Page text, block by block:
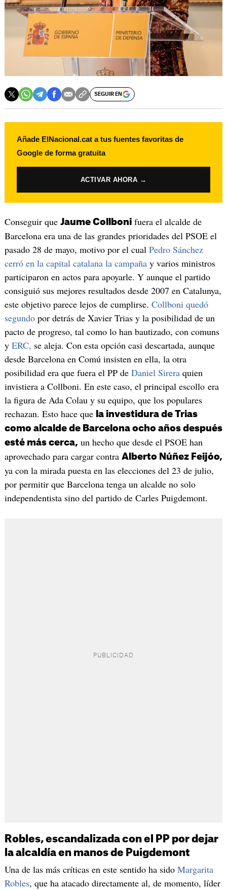
SEGUIR EN
Añade ElNacional.cat a tus fuentes favoritas de
Google de forma gratuita
ACTIVAR AHORA →
Conseguir que Jaume Collbonifuera el alcalde de
Barcelona era una de las grandes prioridades del PSOE el
pasado 28 de mayo, motivo por el cual Pedro Sánchez
cerró en la capital catalana la campañay varios ministros
participaron en actos para apoyarle. Y aunque el partido
consiguió sus mejores resultados desde 2007 en Catalunya,
este objetivo parece lejos de cumplirse. Collboni quedó
segundopor detrás de Xavier Trias y la posibilidad de un
pacto de progreso, tal como lo han bautizado, con comuns
y ERC, se aleja. Con esta opción casi descartada, aunque
desde Barcelona en Comú insisten en ella, la otra
posibilidad era que fuera el PP de Daniel Sireraquien
invistiera a Collboni. En este caso, el principal escollo era
la figura de Ada Colau y su equipo, que los populares
rechazan. Esto hace que la investidura de Trias
como alcalde de Barcelona ocho años después
esté más cerca, un hecho que desde el PSOE han
aprovechado para cargar contra Alberto Núñez Feijóo,
ya con la mirada puesta en las elecciones del 23 de julio,
por permitir que Barcelona tenga un alcalde no solo
independentista sino del partido de Carles Puigdemont.
Robles, escandalizada con el PP por dejar
la alcaldía en manos de Puigdemont
Una de las más críticas en este sentido ha sido Margarita
Robles, que ha atacado directamente al, de momento, líder